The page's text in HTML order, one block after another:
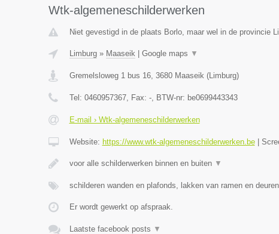
Wtk-algemeneschilderwerken
Niet gevestigd in de plaats Borlo, maar wel in de provincie
Limburg» Maaseik| Google maps ▼
Gremelsloweg 1 bus 16, 3680 Maaseik(Limburg)
Tel: 0460957367, Fax: -, BTW-nr: be0699443343
E-mail › Wtk-algemeneschilderwerken
Website: https://www.wtk-algemeneschilderwerken.be|
voor alle schilderwerken binnen en buiten ▼
schilderen wanden en plafonds, lakken van ramen en
Er wordt gewerkt op afspraak.
Laatste facebook posts ▼